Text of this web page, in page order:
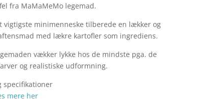
fra MaMaMeMo legemad.
vigtigste minimenneske tilberede en lækker og
med lækre kartofler som ingrediens.
vækker lykke hos de mindste pga. de
og realistiske udformning.
specifikationer
mere her